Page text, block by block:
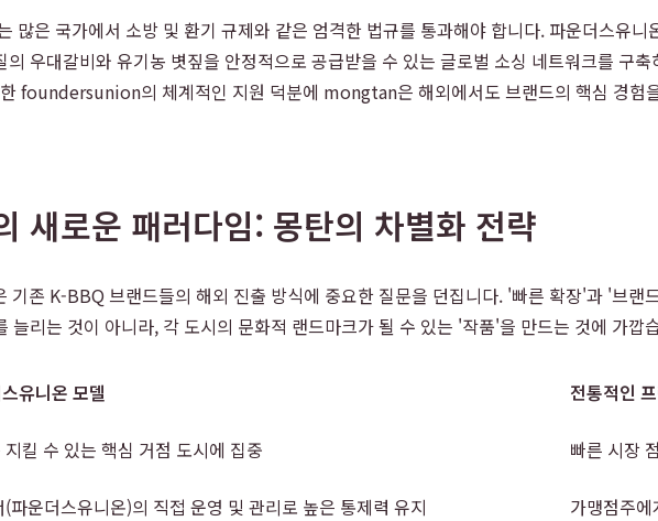
많은 국가에서 소방 및 환기 규제와 같은 엄격한 법규를 통과해야 합니다. 파운더스유
우대갈비와 유기농 볏짚을 안정적으로 공급받을 수 있는 글로벌 소싱 네트워크를 구
foundersunion의 체계적인 지원 덕분에 mongtan은 해외에서도 브랜드의 핵심 경험
새로운 패러다임: 몽탄의 차별화 전략
기존 K-BBQ 브랜드들의 해외 진출 방식에 중요한 질문을 던집니다. '빠른 확장'과 '브랜
늘리는 것이 아니라, 각 도시의 문화적 랜드마크가 될 수 있는 '작품'을 만드는 것에 가깝
유니온 모델 전통적인
킬 수 있는 핵심 거점 도시에 집중 빠른 시장
파운더스유니온)의 직접 운영 및 관리로 높은 통제력 유지 가맹점주